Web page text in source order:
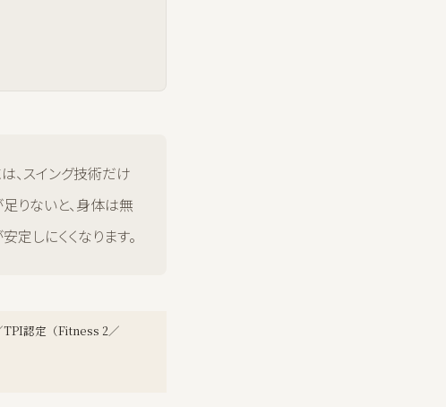
、スイング技術だけ
りないと、身体は無
定しにくくなります。
TPI認定（Fitness 2／